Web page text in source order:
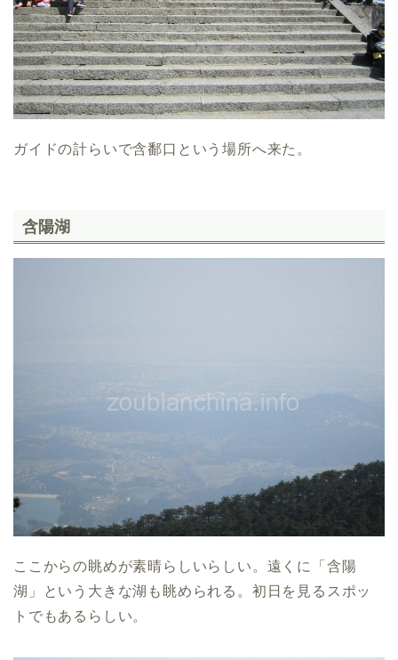
ガイドの計らいで含鄱口という場所へ来た。
含陽湖
ここからの眺めが素晴らしいらしい。遠くに「含陽
湖」という大きな湖も眺められる。初日を見るスポッ
トでもあるらしい。